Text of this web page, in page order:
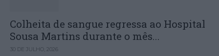
Colheita de sangue regressa ao Hospital
Sousa Martins durante o mês...
30 DE JULHO, 2026